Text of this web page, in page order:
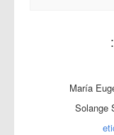
María
Solange